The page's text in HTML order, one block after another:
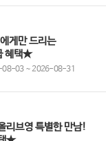
게만 드리는
혜택★
08-03 ~ 2026-08-31
리브영 특별한 만남!